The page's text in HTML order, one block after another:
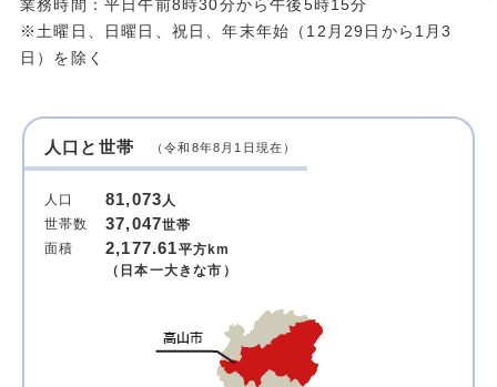
業務時間：平日午前8時30分から午後5時15分
※土曜日、日曜日、祝日、年末年始（12月29日から1月3
日）を除く
人口と世帯 （令和8年8月1日現在）
人口 81,073人
世帯数
37,047世帯
面積
2,177.61平方km
（日本一大きな市）